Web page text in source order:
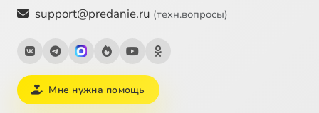
support@predanie.ru (техн.вопросы)
Мне нужна помощь